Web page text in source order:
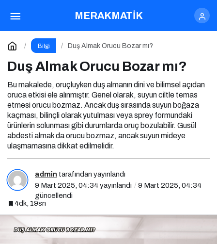
MERAKMATİK
Bilgi Duş Almak Orucu Bozar mı?
Duş Almak Orucu Bozar mı?
Bu makalede, oruçluyken duş almanın dini ve bilimsel açıdan
oruca etkisi ele alınmıştır. Genel olarak, suyun ciltle temas
etmesi orucu bozmaz. Ancak duş sırasında suyun boğaza
kaçması, bilinçli olarak yutulması veya sprey formundaki
ürünlerin solunması gibi durumlarda oruç bozulabilir. Gusül
abdesti almak da orucu bozmaz, ancak suyun mideye
ulaşmamasına dikkat edilmelidir.
admin tarafından yayınlandı
9 Mart 2025, 04:34 yayınlandı
9 Mart 2025, 04:34
güncellendi
4dk, 19sn
Duş Almak Orucu Bozar mı?
Yorum Yap